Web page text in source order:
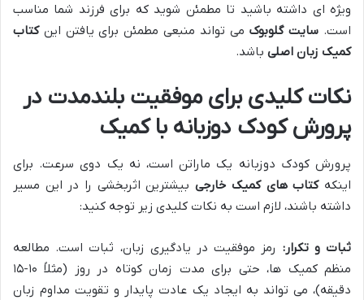
ویژه ای داشته باشید تا مطمئن شوید که برای فرزند شما مناسب
است. سایت گلوبوک می تواند منبعی مطمئن برای یافتن اینکتاب
کمیک زبان اصلی باشد.
نکات کلیدی برای موفقیت بلندمدت در
پرورش کودک دوزبانه با کمیک
پرورش کودک دوزبانه یک ماراتن است، نه یک دوی سرعت. برای
اینکهکتاب های کمیک خارجیبیشترین اثربخشی را در این مسیر
داشته باشند، لازم است به نکات کلیدی زیر توجه کنید:
ثبات و تکرار: رمز موفقیت در یادگیری زبان، ثبات است. مطالعه
منظم کمیک ها، حتی برای مدت زمان کوتاه در روز (مثلاً ۱۰-۱۵
دقیقه)، می تواند به ایجاد یک عادت پایدار و تقویت مداوم زبان